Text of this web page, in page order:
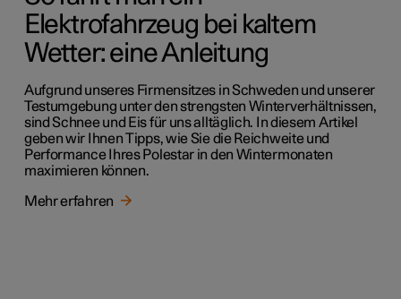
Elektrofahrzeug bei kaltem
Wetter: eine Anleitung
Aufgrund unseres Firmensitzes in Schweden und unserer
Testumgebung unter den strengsten Winterverhältnissen,
sind Schnee und Eis für uns alltäglich. In diesem Artikel
geben wir Ihnen Tipps, wie Sie die Reichweite und
Performance Ihres Polestar in den Wintermonaten
maximieren können.
Mehr erfahren